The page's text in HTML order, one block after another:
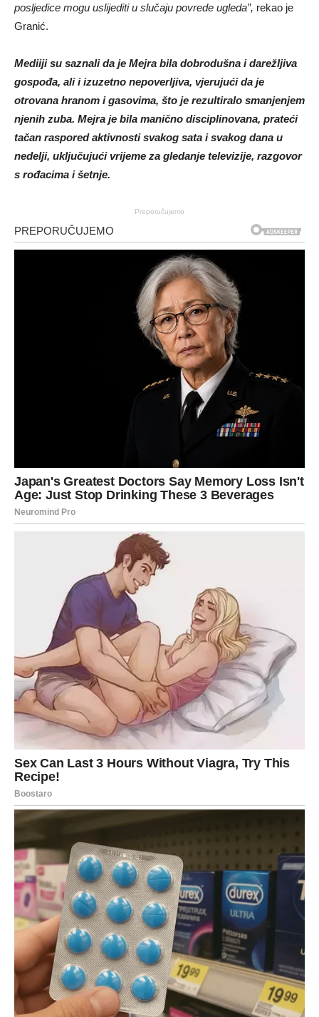
posljedice mogu uslijediti u slučaju povrede ugleda”, rekao je
Granić.
Mediiji su saznali da je Mejra bila dobrodušna i darežljiva
gospođa, ali i izuzetno nepoverljiva, vjerujući da je
otrovana hranom i gasovima, što je rezultiralo smanjenjem
njenih zuba. Mejra je bila manično disciplinovana, prateći
tačan raspored aktivnosti svakog sata i svakog dana u
nedelji, uključujući vrijeme za gledanje televizije, razgovor
s rođacima i šetnje.
Preporučujemo